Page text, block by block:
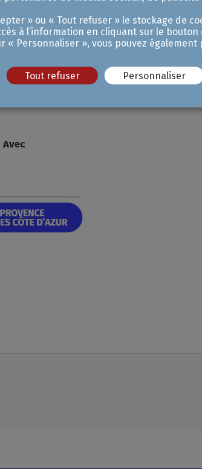
à 8 %) et garantissant la traçabilité des
par la CCIAMP, votre tiers de confiance
de l'IA
Avec
» ou « Tout refuser » le stockage de
à l’information en cliquant sur le
« Personnaliser », vous pouvez
Tout refuser Personnaliser